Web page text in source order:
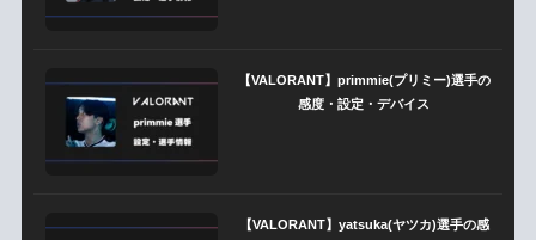
【VALORANT】primmie(プリミー)選手の
感度・設定・デバイス
【VALORANT】yatsuka(ヤツカ)選手の感